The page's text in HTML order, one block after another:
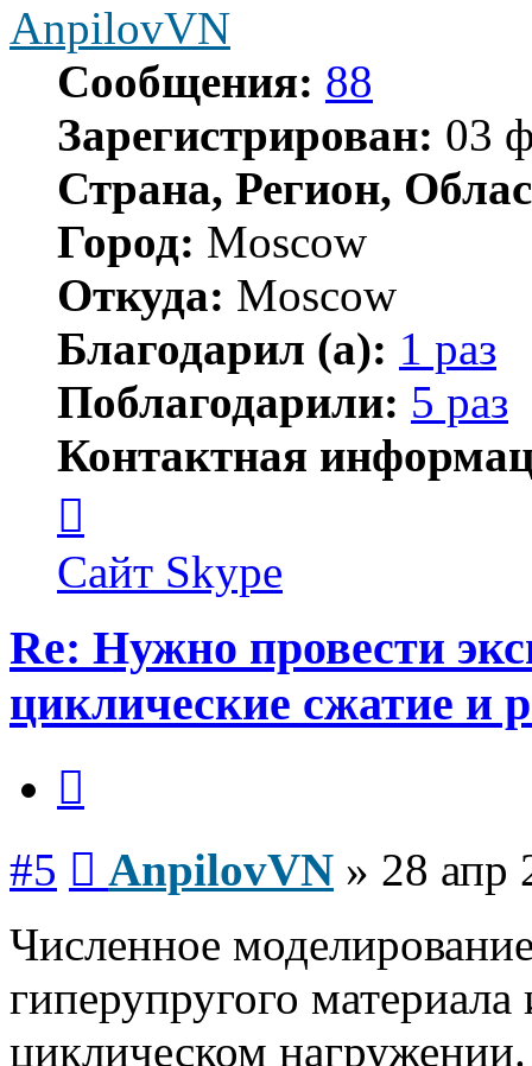
AnpilovVN
Сообщения: 88
Зарегистрирован: 03
Страна, Регион,
Город: Moscow
Откуда: Moscow
Благодарил (а): 1 раз
Поблагодарили: 5 раз
Контактная
пользователя
AnpilovVN
Сайт Skype
Re: Нужно провести
циклические сжатие и
#5 AnpilovVN » 28 апр
​Численное
гиперупругого
циклическом нагружении.